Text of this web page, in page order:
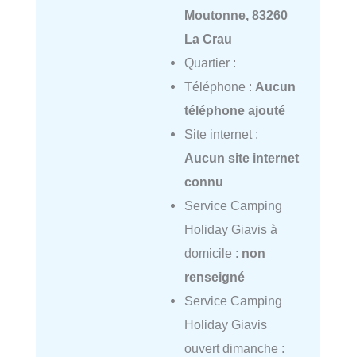
Moutonne, 83260
La Crau
Quartier :
Téléphone : Aucun
téléphone ajouté
Site internet :
Aucun site internet
connu
Service Camping
Holiday Giavis à
domicile : non
renseigné
Service Camping
Holiday Giavis
ouvert dimanche :